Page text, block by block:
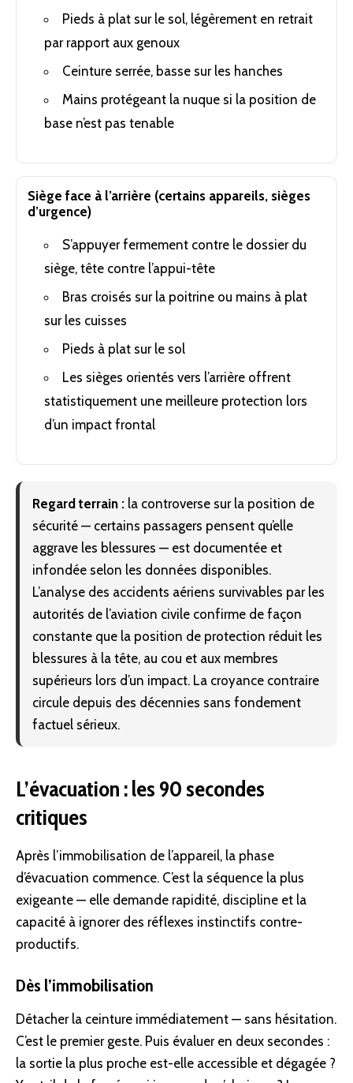
Pieds à plat sur le sol, légèrement en retrait
par rapport aux genoux
Ceinture serrée, basse sur les hanches
Mains protégeant la nuque si la position de
base n’est pas tenable
Siège face à l’arrière (certains appareils, sièges
d’urgence)
S’appuyer fermement contre le dossier du
siège, tête contre l’appui-tête
Bras croisés sur la poitrine ou mains à plat
sur les cuisses
Pieds à plat sur le sol
Les sièges orientés vers l’arrière offrent
statistiquement une meilleure protection lors
d’un impact frontal
Regard terrain : la controverse sur la position de
sécurité — certains passagers pensent qu’elle
aggrave les blessures — est documentée et
infondée selon les données disponibles.
L’analyse des accidents aériens survivables par les
autorités de l’aviation civile confirme de façon
constante que la position de protection réduit les
blessures à la tête, au cou et aux membres
supérieurs lors d’un impact. La croyance contraire
circule depuis des décennies sans fondement
factuel sérieux.
L’évacuation : les 90 secondes
critiques
Après l’immobilisation de l’appareil, la phase
d’évacuation commence. C’est la séquence la plus
exigeante — elle demande rapidité, discipline et la
capacité à ignorer des réflexes instinctifs contre-
productifs.
Dès l’immobilisation
Détacher la ceinture immédiatement — sans hésitation.
C’est le premier geste. Puis évaluer en deux secondes :
la sortie la plus proche est-elle accessible et dégagée ?